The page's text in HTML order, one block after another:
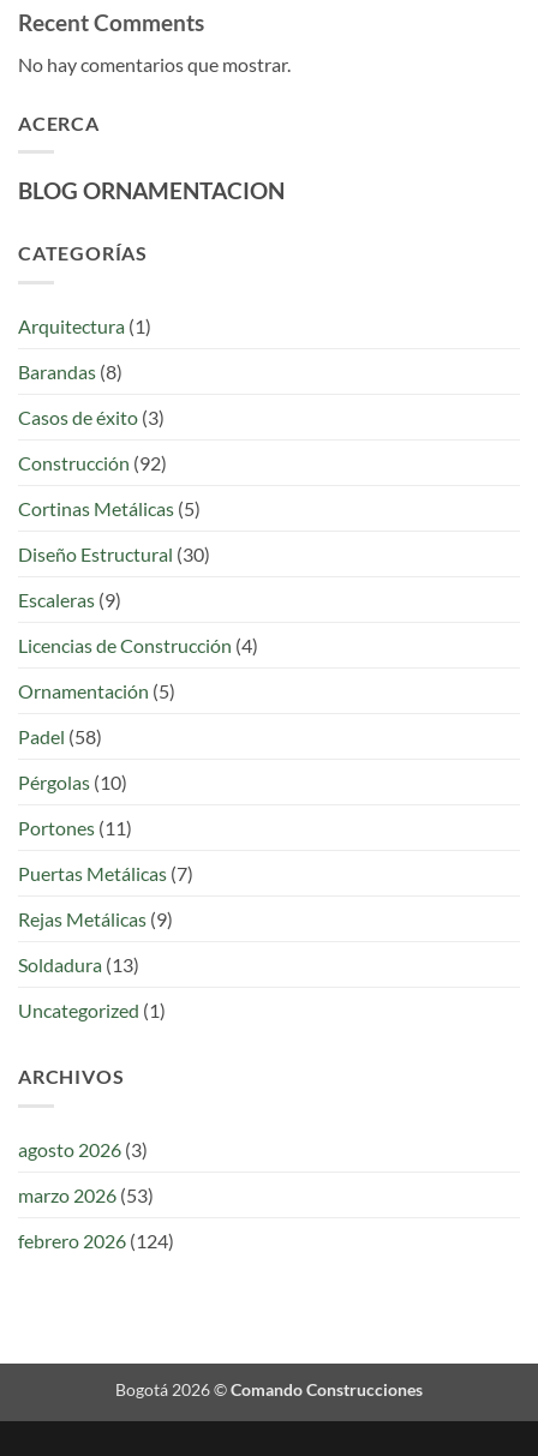
Recent Comments
No hay comentarios que mostrar.
ACERCA
BLOG ORNAMENTACION
CATEGORÍAS
Arquitectura (1)
Barandas (8)
Casos de éxito (3)
Construcción (92)
Cortinas Metálicas (5)
Diseño Estructural (30)
Escaleras (9)
Licencias de Construcción (4)
Ornamentación (5)
Padel (58)
Pérgolas (10)
Portones (11)
Puertas Metálicas (7)
Rejas Metálicas (9)
Soldadura (13)
Uncategorized (1)
ARCHIVOS
agosto 2026 (3)
marzo 2026 (53)
febrero 2026 (124)
Bogotá 2026 ©Comando Construcciones